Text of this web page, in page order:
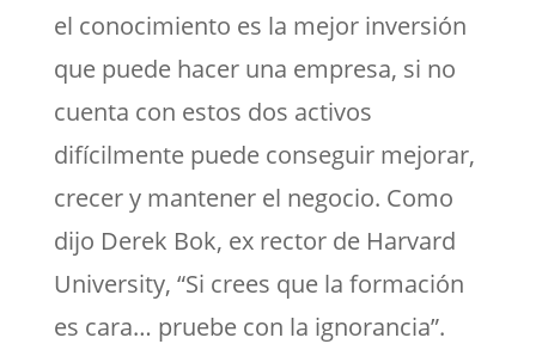
el conocimiento es la mejor inversión
que puede hacer una empresa, si no
cuenta con estos dos activos
difícilmente puede conseguir mejorar,
crecer y mantener el negocio. Como
dijo Derek Bok, ex rector de Harvard
University, “Si crees que la formación
es cara… pruebe con la ignorancia”.